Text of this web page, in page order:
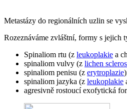
Metastázy do regionálních uzlin se
Rozeznáváme zvláštní, formy s jejich
Spinaliom rtu (z leukoplakie a
spinaliom vulvy (z lichen
spinaliom penisu (z erytroplazie
spinaliom jazyka (z leukoplakie
agresivně rostoucí exofytická